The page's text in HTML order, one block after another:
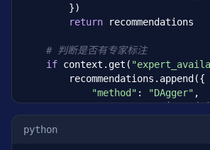
        })
return recommendations
# 判断是否有专家标注
if context.get(
        recommendations.append({
"method" : "DAgger" ,
"减少标注频
"混合专家数
python